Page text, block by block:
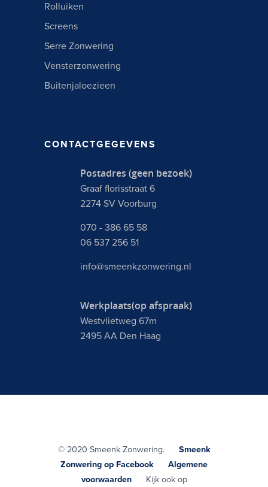
Rolluiken
Screens
Serre Zonwering
Vensterzonwering
Buitenjaloezieen
CONTACTGEGEVENS
Postadres (geen bezoek)
Graaf florisstraat 6
2274 SV Voorburg
070 - 386 65 58
06 537 256 51
info@smeenkzonwering.nl
Werkplaats(op afspraak)
Westvlietweg 67m
2495 AA Den Haag
© 2020 Smeenk Zonwering. Smeenk
Zonwering op Facebook
Algemene
voorwaardenKijk ook op